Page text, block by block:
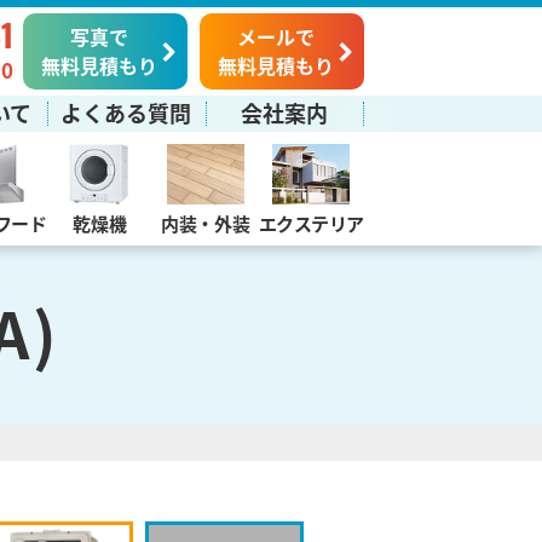
写真で
無料見積もり
メールで
無料見積もり
て よくある質問 会社案内
ード 乾燥機 内装・外装 エクステリア